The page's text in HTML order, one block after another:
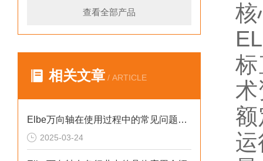
查看全部产品
相关文章 / ARTICLE
Elbe万向轴在使用过程中的常见问题相应解决方法分享
2025-03-24
核
术
额